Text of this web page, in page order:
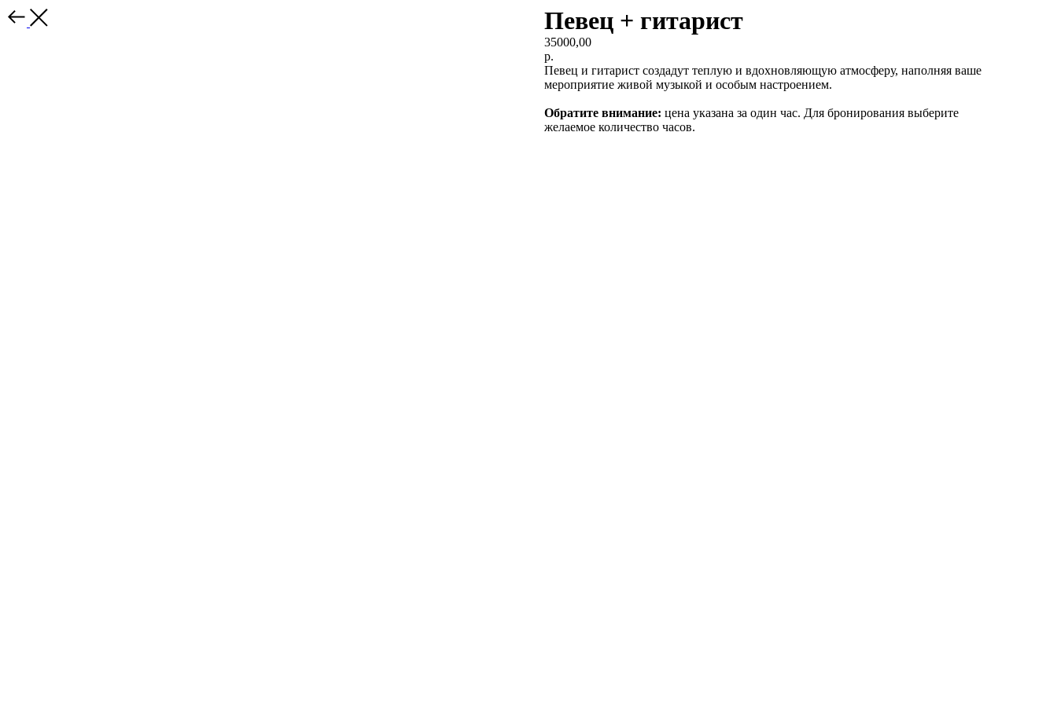
Певец + гитарист
35000,00
р.
Певец и гитарист создадут теплую и вдохновляющую атмосферу, наполняя ваше
мероприятие живой музыкой и особым настроением.
Обратите внимание: цена указана за один час. Для бронирования выберите
желаемое количество часов.